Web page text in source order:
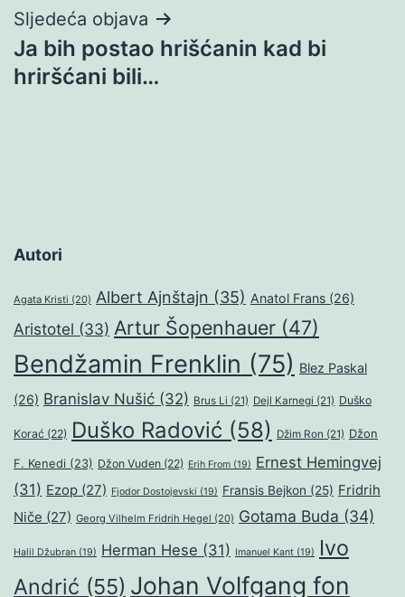
Sljedeća objava
Ja bih postao hrišćanin kad bi
hriršćani bili…
Autori
Agata Kristi (20) Albert Ajnštajn (35) Anatol Frans (26)
Aristotel (33) Artur Šopenhauer (47)
Bendžamin Frenklin (75) Blez Paskal
(26) Branislav Nušić (32) Brus Li (21) Dejl Karnegi (21) Duško
Korać (22) Duško Radović (58) Džim Ron (21) Džon
F. Kenedi (23) Džon Vuden (22) Erih From (19) Ernest Hemingvej
(31) Ezop (27) Fjodor Dostojevski (19) Fransis Bejkon (25) Fridrih
Niče (27) Georg Vilhelm Fridrih Hegel (20) Gotama Buda (34)
Halil Džubran (19) Herman Hese (31) Imanuel Kant (19)
Ivo
Andrić (55) Johan Volfgang fon